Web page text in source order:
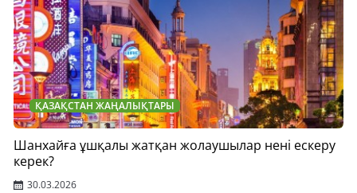
ҚАЗАҚСТАН ЖАҢАЛЫҚТАРЫ
Шанхайға ұшқалы жатқан жолаушылар нені ескеру
керек?
30.03.2026